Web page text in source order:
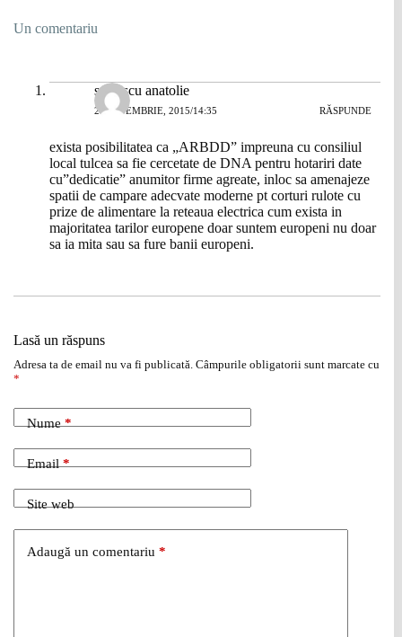
Un comentariu
seulescu anatolie
2 SEPTEMBRIE, 2015/14:35 RĂSPUNDE
exista posibilitatea ca „ARBDD” impreuna cu consiliul
local tulcea sa fie cercetate de DNA pentru hotariri date
cu”dedicatie” anumitor firme agreate, inloc sa amenajeze
spatii de campare adecvate moderne pt corturi rulote cu
prize de alimentare la reteaua electrica cum exista in
majoritatea tarilor europene doar suntem europeni nu doar
sa ia mita sau sa fure banii europeni.
Lasă un răspuns
Adresa ta de email nu va fi publicată. Câmpurile obligatorii sunt marcate cu
*
Nume*
Email*
Site web
Adaugă un comentariu *